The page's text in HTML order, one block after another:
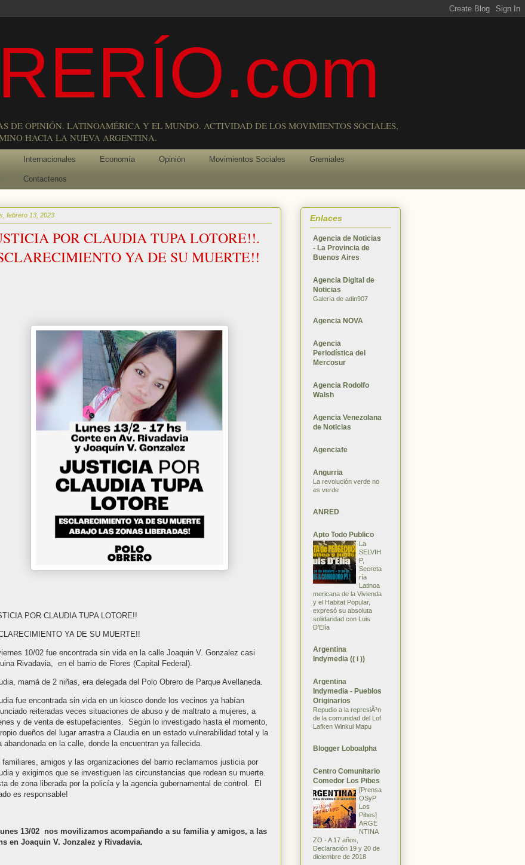
DE OPINIÓN. LATINOAMÉRICA Y EL MUNDO. ACTIVIDAD DE LOS MOVIMIENTOS SOCIALES,
HACIA LA NUEVA ARGENTINA.
Internacionales Economía Opinión Movimientos Sociales Gremiales
Contactenos
febrero 13, 2023
POR CLAUDIA TUPA LOTORE!!.
YA DE SU MUERTE!!
POR CLAUDIA TUPA LOTORE!!
YA DE SU MUERTE!!
10/02 fue encontrada sin vida en la calle Joaquin V. Gonzalez casi
Rivadavia, en el barrio de Flores (Capital Federal).
mamá de 2 niñas, era delegada del Polo Obrero de Parque Avellaneda.
fue encontrada sin vida en un kiosco donde los vecinos ya habían
reiteradas veces situaciones de abuso y de maltrato a mujeres, a
y de venta de estupefacientes. Según lo investigado hasta el momento,
dueños del lugar arrastra a Claudia en un estado vulnerabilidad total y la
abandonada en la calle, donde la encuentran ya fallecida.
familiares, amigos y las organizaciones del barrio reclamamos justicia por
y exigimos que se investiguen las circunstancias que rodean su muerte.
de zona liberada por la policía y la agencia gubernamental de control. El
es responsable!
13/02 nos movilizamos acompañando a su familia y amigos, a las
en Joaquin V. Jonzalez y Rivadavia.
Enlaces
Agencia de Noticias
- La Provincia de
Buenos Aires
Agencia Digital de
Noticias
Galería de adin907
Agencia NOVA
Agencia
Periodística del
Mercosur
Agencia Rodolfo
Walsh
Agencia Venezolana
de Noticias
Agenciafe
Angurria
La revolución verde no
es verde
ANRED
Apto Todo Publico
La
SELVIH
P,
Secreta
ría
Latinoa
mericana de la Vivienda
y el Habitat Popular,
expresó su absoluta
solidaridad con Luis
D'Elía
Argentina
Indymedia (( i ))
Argentina
Indymedia - Pueblos
Originarios
Repudio a la represiÃ³n
de la comunidad del Lof
Lafken Winkul Mapu
Blogger Loboalpha
Centro Comunitario
Comedor Los Pibes
[Prensa
OSyP
Los
Pibes]
ARGE
NTINA
ZO - A 17 años,
Declaración 19 y 20 de
diciembre de 2018